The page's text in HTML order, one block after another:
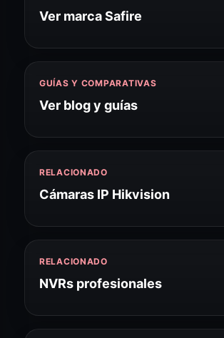
Ver marca Safire
GUÍAS Y COMPARATIVAS
Ver blog y guías
RELACIONADO
Cámaras IP Hikvision
RELACIONADO
NVRs profesionales